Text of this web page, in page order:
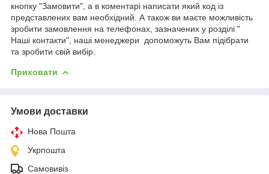
кнопку "Замовити", а в коментарі написати який код із
представлених вам необхідний. А також ви маєте можливість
зробити замовлення на телефонах, зазначених у розділі "
Наші контакти", наші менеджери допоможуть Вам підібрати
та зробити свій вибір.
Приховати
Умови доставки
Нова Пошта
Укрпошта
Самовивіз